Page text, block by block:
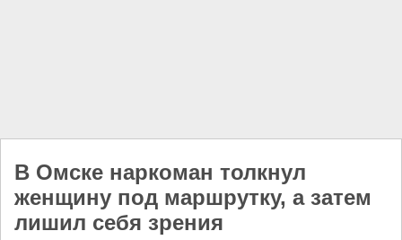
В Омске наркоман толкнул
женщину под маршрутку, а затем
лишил себя зрения